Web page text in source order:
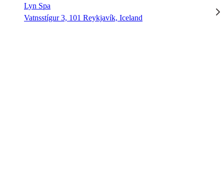
Lyn Spa
Vatnsstígur 3, 101 Reykjavík, Iceland